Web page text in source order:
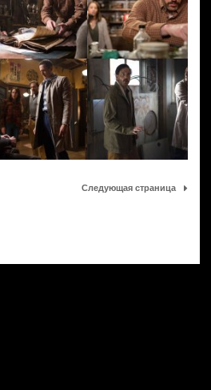
Следующая страница